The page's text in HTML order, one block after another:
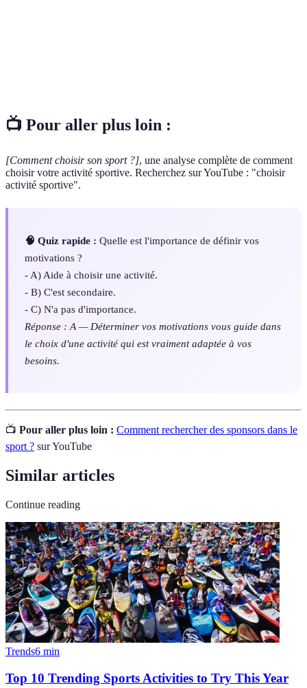
📺 Pour aller plus loin :
[Comment choisir son sport ?], une analyse complète de comment
choisir votre activité sportive. Recherchez sur YouTube : "choisir
activité sportive".
🧠 Quiz rapide : Quelle est l'importance de définir vos
motivations ?
- A) Aide à choisir une activité.
- B) C'est secondaire.
- C) N'a pas d'importance.
Réponse : A — Déterminer vos motivations vous guide dans
le choix d'une activité qui est vraiment adaptée à vos
besoins.
📺 Pour aller plus loin : Comment rechercher des sponsors dans le
sport ? sur YouTube
Similar articles
Continue reading
Trends6 min
Top 10 Trending Sports Activities to Try This Year